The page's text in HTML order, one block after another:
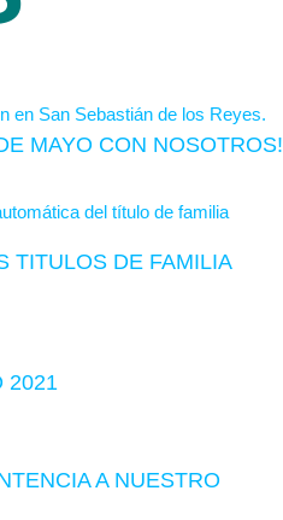
MAYO CON NOSOTROS!
TITULOS DE FAMILIA
2021
A NUESTRO